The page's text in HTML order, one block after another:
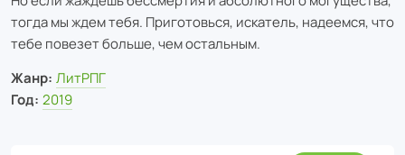
тогда мы ждем тебя. Приготовься, искатель, надеемся, что
тебе повезет больше, чем остальным.
Жанр: ЛитРПГ
Год: 2019